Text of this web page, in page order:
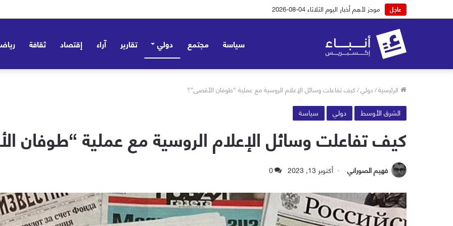
عاجل موجز لأهم أخبار اليوم الاثنين 03-08-2026
سياسة مجتمع دولي تقارير آراء إقتصاد ثقافة
الرئيسية/دولي/كيف تفاعلت وسائل الإعلام الروسية مع عملية “طوفان الأقصى”؟
الشرق الأوسط دولي سياسة
كيف تفاعلت وسائل الإعلام الروسية مع عملية “طوفان
فهيم الصوراني أكتوبر 13, 2023 0